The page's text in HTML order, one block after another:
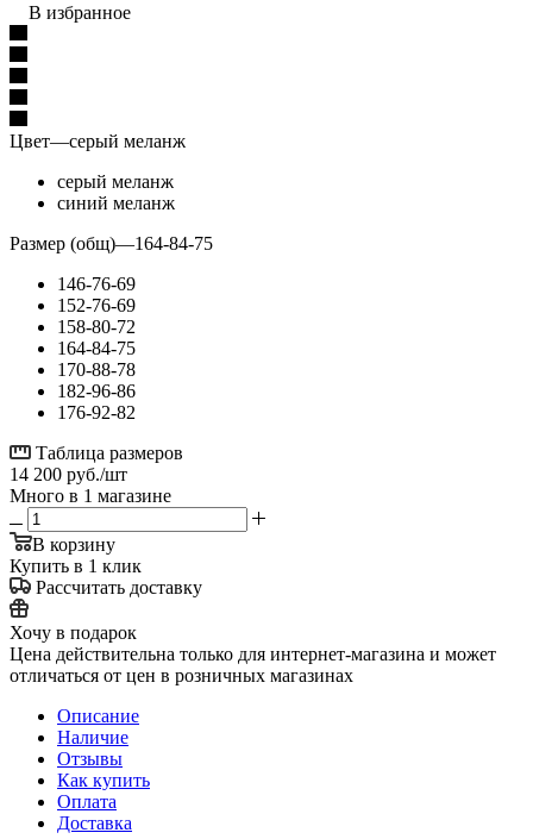
В избранное
Цвет—серый меланж
серый меланж
синий меланж
Размер (общ)—164-84-75
146-76-69
152-76-69
158-80-72
164-84-75
170-88-78
182-96-86
176-92-82
Таблица размеров
14 200 руб./шт
Много в 1 магазине
В корзину
Купить в 1 клик
Рассчитать доставку
Хочу в подарок
Цена действительна только для интернет-магазина и может
отличаться от цен в розничных магазинах
Описание
Наличие
Отзывы
Как купить
Оплата
Доставка